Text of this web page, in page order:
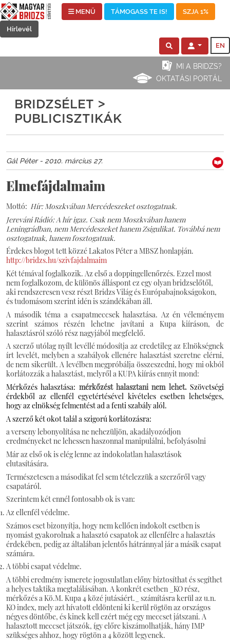
MENÜ TÁMOGASS TE IS! SZJA 1%
Hírlevél
EN
MI A BRIDZS?
OKTATÁSI PORTÁL
BRIDZSÉLET >
PUBLICISZTIKÁK
Gál Péter - 2010. március 27.
Elmefájdalmaim
Mottó: Hír: Moszkvában Mercédeszeket osztogatnak.
Jereváni Rádió: A hír igaz. Csak nem Moszkvában hanem
Leningrádban, nem Mercédeszeket hanem Zsigulikat. Továbbá nem
osztogatnak, hanem fosztogatnak.
Érdekes blogot tett közzé Lakatos Péter a MBSZ honlapján.
http://bridzs.hu/szivfajdalmaim
Két témával foglalkozik. Az első a doppingellenőrzés. Ezzel most
nem foglalkozom, de különös álláspont ez egy olyan bridzselőtől,
aki rendszeresen vesz részt Bridzs Világ és Európabajnokságokon,
és tudomásom szerint idén is szándékában áll.
A második téma a csapatmeccsek halasztása. Az én véleményem
szerint számos részén lehetne javítani a Kupa kiíráson, de
halasztásról szóló rész nagyjából megfelelő.
A szerző utólag nyílt levéllé módosítja az eredetileg az Elnökségnek
írt levelét, melyben a szabályok ellenére halasztást szeretne elérni,
de nem sikerült. A levélben megpróbálja összeszedni, hogy mi okból
korlátozzák a halasztást, melyről a KUPA kiírás ennyit mond:
Mérkőzés halasztása: mérkőzést halasztani nem lehet.Szövetségi
érdekből az ellenfél egyetértésével kivételes esetben lehetséges,
hogy az elnökség felmentést ad a fenti szabály alól.
A szerző két okot talál a szigorú korlátozásra:
a verseny lebonyolítása ne nehezüljön, akadályozódjon
eredményeket ne lehessen haszonnal manipulálni, befolyásolni
Már az első ok is elég lenne az indokolatlan halasztások
elutasítására.
Természetesen a másodikat fel sem tételezzük a szerzőről vagy
csapatáról.
Szerintem két ennél fontosabb ok is van:
Az ellenfél védelme.
Számos eset bizonyítja, hogy nem kellően indokolt esetben is
nyomást gyakorolnak a halasztó csapatok az ellenfélre a halasztás
érdekében, pedig az általában jelentős hátránnyal jár a másik csapat
számára.
A többi csapat védelme.
A többi eredmény ismerete jogosulatlan előny biztosíthat és segíthet
a helyes taktika megtalálásában. A konkrét esetben _KO rész,
mérkőzés a Kö.M. Kupa 4 közé jutásáért._ számításra kerül az u.n.
KO index, mely azt hívatott eldönteni ki kerül rögtön az országos
négyes döntőbe, és kinek kell ezért még egy meccset játszani. A
halasztott meccset játszók, így előre kiszámolhatják, hány IMP
szükséges ahhoz, hogy rögtön a 4 között legyenek.